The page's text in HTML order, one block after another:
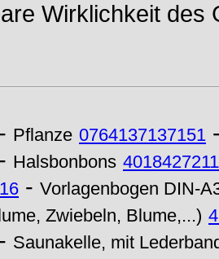
Wirklichkeit des
- Pflanze 0764137137151
- Halsbonbons
- Vorlagenbogen DIN-
Zwiebeln, Blume,...)
- Saunakelle, mit